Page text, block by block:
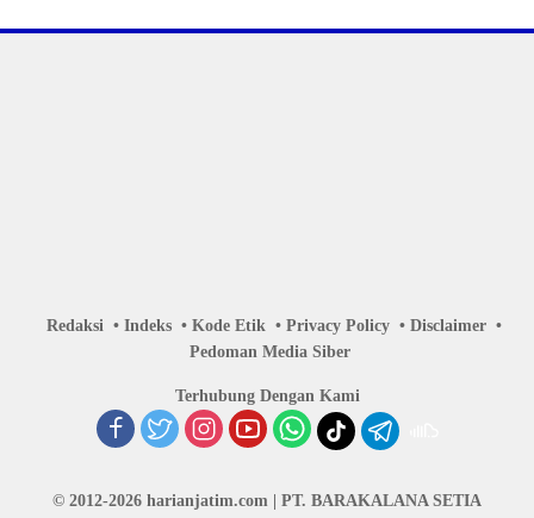
Redaksi Indeks Kode Etik Privacy Policy
Disclaimer
Pedoman Media Siber
Terhubung Dengan Kami
© 2012-2026 harianjatim.com | PT. BARAKALANA SETIA